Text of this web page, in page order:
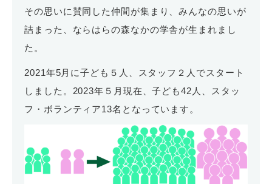
その思いに賛同した仲間が集まり、みんなの思いが
詰まった、ならはらの森なかの学舎が生まれまし
た。
2021年5月に子ども５人、スタッフ２人でスタート
しました。2023年５月現在、子ども42人、スタッ
フ・ボランティア13名となっています。